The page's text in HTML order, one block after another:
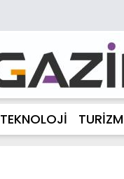
TEKNOLOJİ TURİZM